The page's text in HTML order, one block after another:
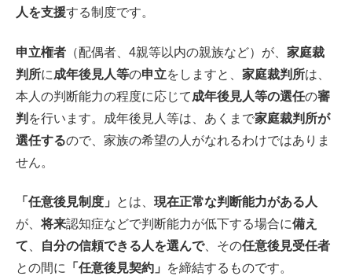
人を支援する制度です。
申立権者 （配偶者、4親等以内の親族など）が、 家庭裁
判所に成年後見人等の申立をしますと、 家庭裁判所は、
本人の判断能力の程度に応じて成年後見人等の選任の審
判 を行います。成年後見人等は、あくまで家庭裁判所が
選任するので、家族の希望の人がなれるわけではありま
せん。
「任意後見制度」 とは、 現在正常な判断能力がある人
が、将来認知症などで判断能力が低下する場合に備え
て
自分の信頼できる人を選んで、その任意後見受任者
との間に
「任意後見契約」 を締結するものです。